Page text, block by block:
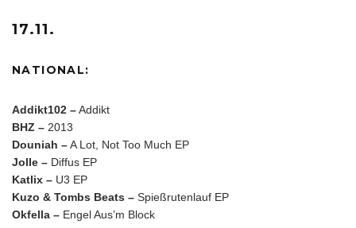
17.11.
NATIONAL:
Addikt102 –Addikt
BHZ – 2013
Douniah –A Lot, Not Too Much EP
Jolle – Diffus EP
Katlix – U3 EP
Kuzo & Tombs Beats – Spießrutenlauf EP
Okfella – Engel Aus’m Block